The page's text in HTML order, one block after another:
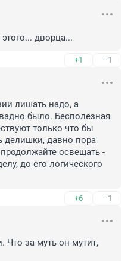
дворца...
+1 –1
лишать надо, а
было. Бесполезная
только что бы
делишки, давно пора
освещать -
до его логического
+6 –1
за муть он мутит,